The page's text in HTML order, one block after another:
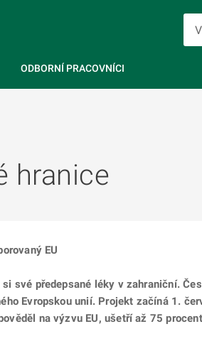
ODBORNÍ PRACOVNÍCI
hranice
EU
své předepsané léky v zahraniční.
Evropskou unií. Projekt začíná 1.
na výzvu EU, ušetří až 75